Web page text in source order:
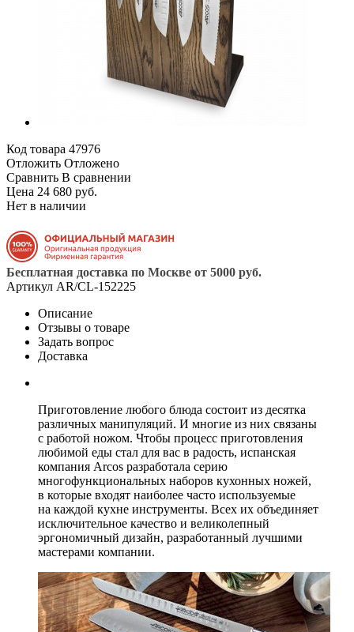
Код товара 47976
Отложить Отложено
Сравнить В сравнении
Цена 24 680 руб.
Нет в наличии
Бесплатная доставка по Москве от 5000 руб.
Артикул AR/CL-152225
Описание
Отзывы о товаре
Задать вопрос
Доставка
Приготовление любого блюда состоит из десятка
различных манипуляций. И многие из них связаны
с работой ножом. Чтобы процесс приготовления
любимой еды стал для вас в радость, испанская
компания Arcos разработала серию
многофункциональных наборов кухонных ножей,
в которые входят наиболее часто используемые
на каждой кухне инструменты. Всех их объединяет
исключительное качество и великолепный
эргономичный дизайн, разработанный лучшими
мастерами компании.